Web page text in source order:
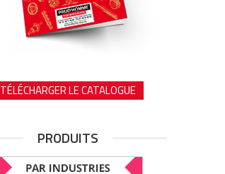
TÉLÉCHARGER LE CATALOGUE
PRODUITS